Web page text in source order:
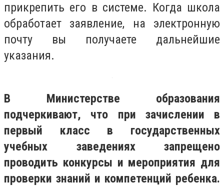
прикрепить его в системе. Когда школа
обработает заявление, на электронную
почту вы получаете дальнейшие
указания.
В Министерстве образования
подчеркивают, что при зачислении в
первый класс в государственных
учебных заведениях запрещено
проводить конкурсы и мероприятия для
проверки знаний и компетенций ребенка.